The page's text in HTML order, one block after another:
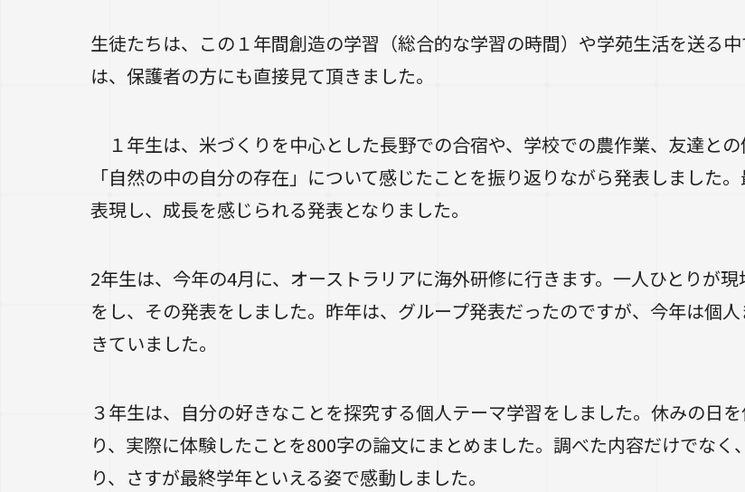
生徒たちは、この１年間創造の学習（総合的な学習の時間）や学苑生活を送る
は、保護者の方にも直接見て頂きました。
１年生は、米づくりを中心とした長野での合宿や、学校での農作業、友達との
「自然の中の自分の存在」について感じたことを振り返りながら発表しました
表現し、成長を感じられる発表となりました。
2年生は、今年の4月に、オーストラリアに海外研修に行きます。一人ひとりが
をし、その発表をしました。昨年は、グループ発表だったのですが、今年は個
きていました。
３年生は、自分の好きなことを探究する個人テーマ学習をしました。休みの日
り、実際に体験したことを800字の論文にまとめました。調べた内容だけでな
り、さすが最終学年といえる姿で感動しました。